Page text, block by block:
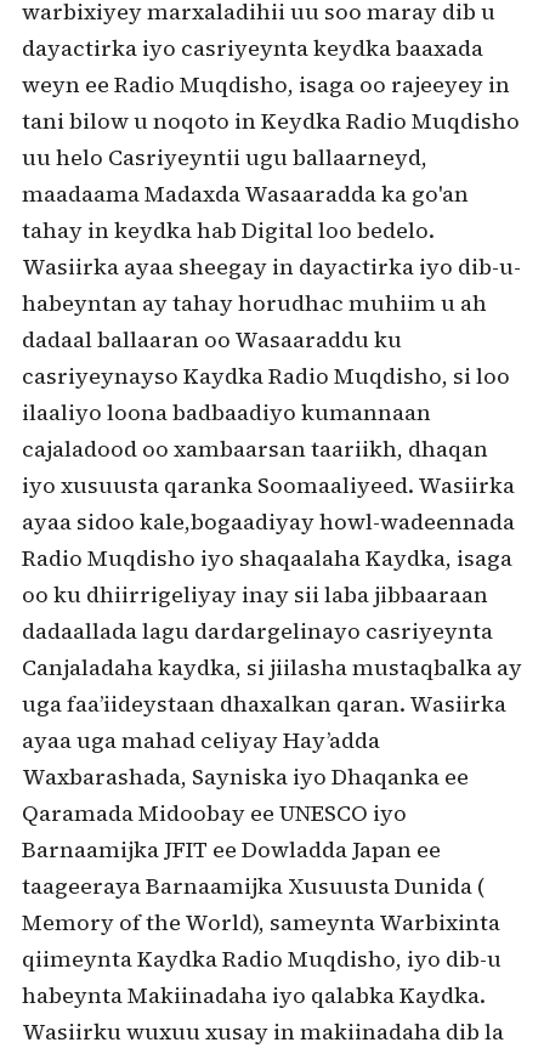
warbixiyey marxaladihii uu soo maray dib u
dayactirka iyo casriyeynta keydka baaxada
weyn ee Radio Muqdisho, isaga oo rajeeyey in
tani bilow u noqoto in Keydka Radio Muqdisho
uu helo Casriyeyntii ugu ballaarneyd,
maadaama Madaxda Wasaaradda ka go'an
tahay in keydka hab Digital loo bedelo.
Wasiirka ayaa sheegay in dayactirka iyo dib-u-
habeyntan ay tahay horudhac muhiim u ah
dadaal ballaaran oo Wasaaraddu ku
casriyeynayso Kaydka Radio Muqdisho, si loo
ilaaliyo loona badbaadiyo kumannaan
cajaladood oo xambaarsan taariikh, dhaqan
iyo xusuusta qaranka Soomaaliyeed. Wasiirka
ayaa sidoo kale,bogaadiyay howl-wadeennada
Radio Muqdisho iyo shaqaalaha Kaydka, isaga
oo ku dhiirrigeliyay inay sii laba jibbaaraan
dadaallada lagu dardargelinayo casriyeynta
Canjaladaha kaydka, si jiilasha mustaqbalka ay
uga faa’iideystaan dhaxalkan qaran. Wasiirka
ayaa uga mahad celiyay Hay’adda
Waxbarashada, Sayniska iyo Dhaqanka ee
Qaramada Midoobay ee UNESCO iyo
Barnaamijka JFIT ee Dowladda Japan ee
taageeraya Barnaamijka Xusuusta Dunida (
Memory of the World), sameynta Warbixinta
qiimeynta Kaydka Radio Muqdisho, iyo dib-u
habeynta Makiinadaha iyo qalabka Kaydka.
Wasiirku wuxuu xusay in makiinadaha dib la